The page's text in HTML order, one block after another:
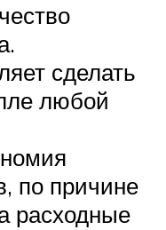
сделать
любой
по причине
расходные